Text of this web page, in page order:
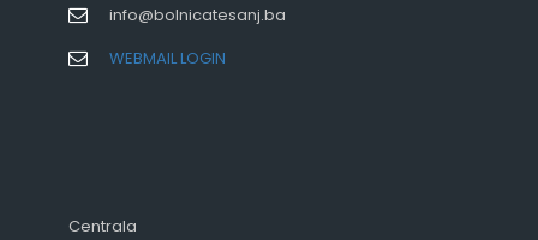
info@bolnicatesanj.ba
WEBMAIL LOGIN
Centrala